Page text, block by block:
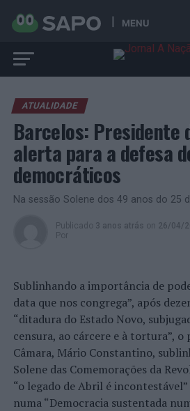
MENU
ATUALIDADE
Barcelos: Presidente
alerta para a defesa
democráticos
Na sessão Solene dos 49 anos do 25
Publicado 3 anos atrás on 26/04/
Por
Sublinhando a importância de
data que nos congrega”, após
“ditadura do Estado Novo,
censura, ao cárcere e à tortura”, o
Câmara, Mário Constantino,
Solene das Comemorações da
“o legado de Abril é
numa “Democracia sustentada